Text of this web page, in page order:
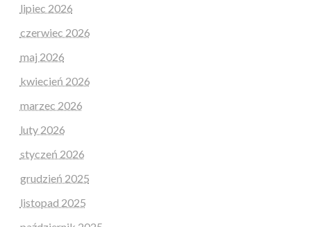
lipiec 2026
czerwiec 2026
maj 2026
kwiecień 2026
marzec 2026
luty 2026
styczeń 2026
grudzień 2025
listopad 2025